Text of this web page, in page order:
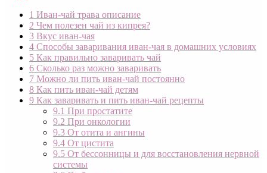
1 Иван-чай трава описание
2 Чем полезен чай из кипрея?
3 Вкус иван-чая
4 Способы заваривания иван-чая в домашних условиях
5 Как правильно заваривать чай
6 Сколько раз можно заваривать
7 Можно ли пить иван-чай постоянно
8 Как пить иван-чай детям
9 Как заваривать и пить иван-чай рецепты
9.1 При простатите
9.2 При онкологии
9.3 От отита и ангины
9.4 От цистита
9.5 От бессонницы и для восстановления нервной
системы